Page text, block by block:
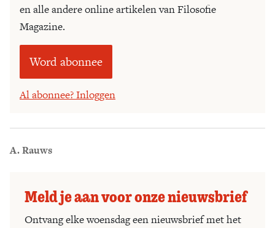
en alle andere online artikelen van Filosofie
Magazine.
Word abonnee
Al abonnee? Inloggen
A. Rauws
Meld je aan voor onze nieuwsbrief
Ontvang elke woensdag een nieuwsbrief met het